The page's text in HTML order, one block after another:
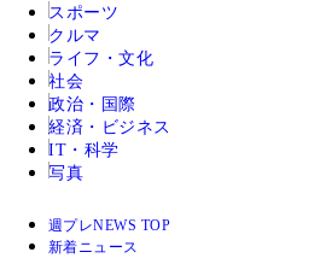
スポーツ
クルマ
ライフ・文化
社会
政治・国際
経済・ビジネス
IT・科学
写真
週プレNEWS TOP
新着ニュース